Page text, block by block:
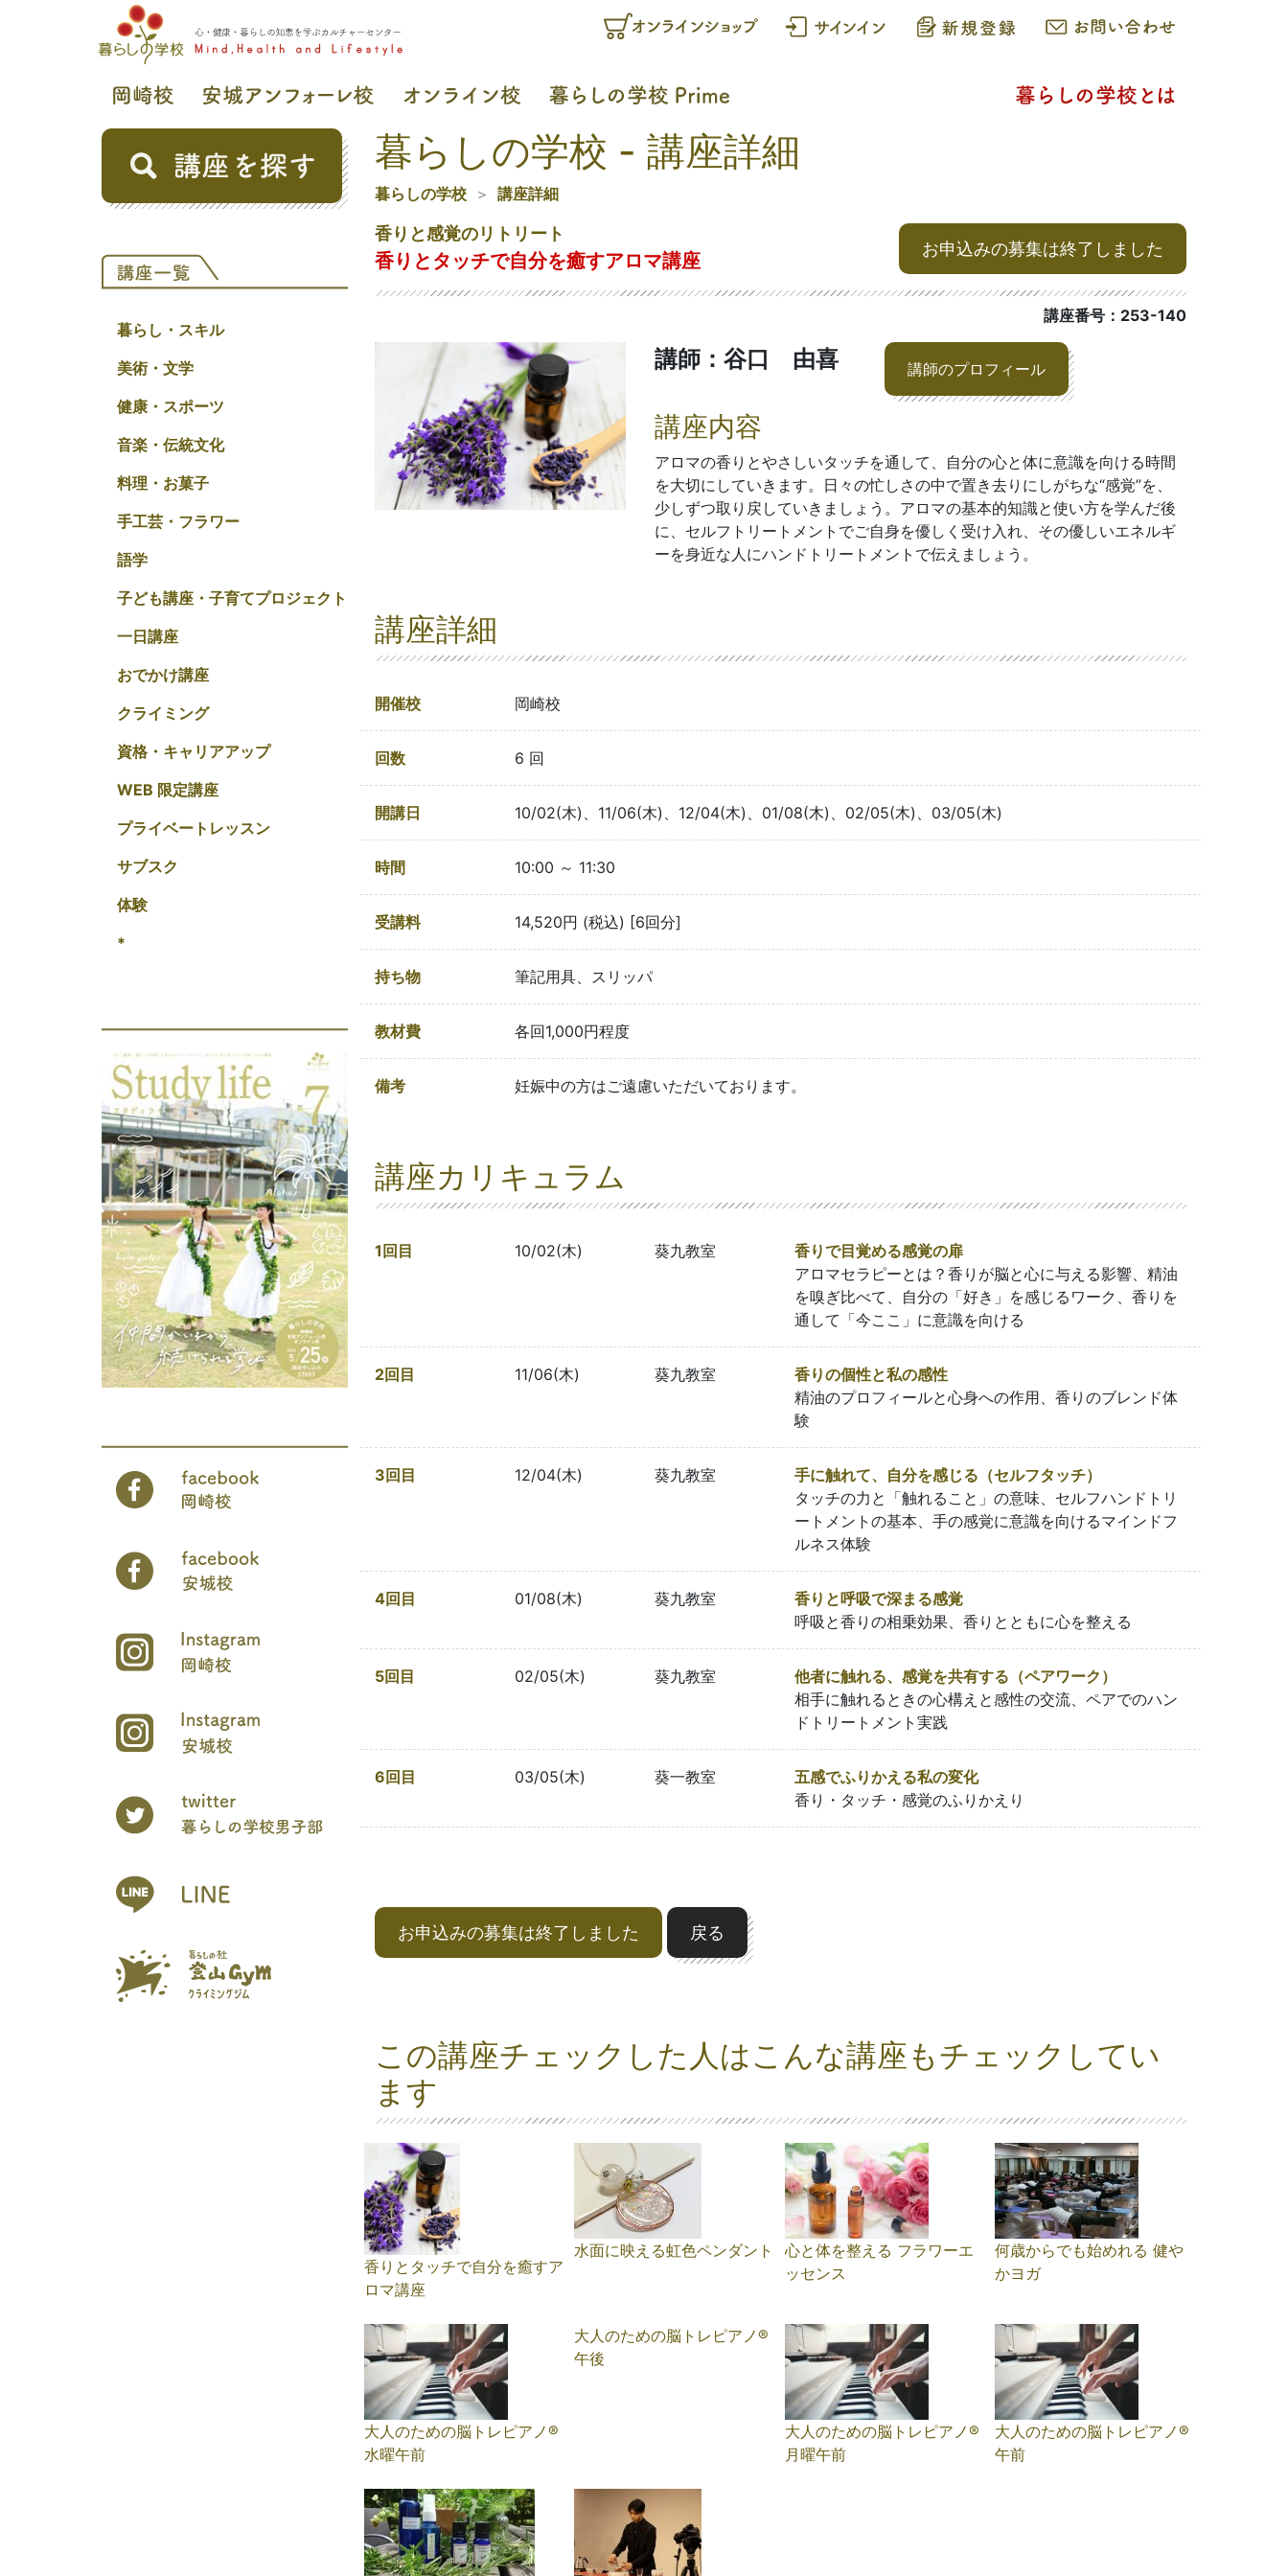
暮らし・スキル
美術・文学
健康・スポーツ
音楽・伝統文化
料理・お菓子
手工芸・フラワー
語学
子ども講座・子育てプロジェクト
一日講座
おでかけ講座
クライミング
資格・キャリアアップ
WEB 限定講座
プライベートレッスン
サブスク
体験
*
暮らしの学校 - 講座詳細
暮らしの学校 講座詳細
香りと感覚のリトリート
香りとタッチで自分を癒すアロマ講座
お申込みの募集は終了しました
講座番号：253-140
講師：谷口 由喜 講師のプロフィール
講座内容
アロマの香りとやさしいタッチを通して、自分の心と体に意識を向ける時間
を大切にしていきます。日々の忙しさの中で置き去りにしがちな“感覚”を、
少しずつ取り戻していきましょう。アロマの基本的知識と使い方を学んだ後
に、セルフトリートメントでご自身を優しく受け入れ、その優しいエネルギ
ーを身近な人にハンドトリートメントで伝えましょう。
講座詳細
開催校 岡崎校
回数 6 回
開講日 10/02(木)、11/06(木)、12/04(木)、01/08(木)、02/05(木)、03/05(木)
時間 10:00 ～ 11:30
受講料 14,520円 (税込) [6回分]
持ち物 筆記用具、スリッパ
教材費 各回1,000円程度
備考 妊娠中の方はご遠慮いただいております。
講座カリキュラム
1回目 10/02(木) 葵九教室
香りで目覚める感覚の扉
アロマセラピーとは？香りが脳と心に与える影響、精油
を嗅ぎ比べて、自分の「好き」を感じるワーク、香りを
通して「今ここ」に意識を向ける
2回目 11/06(木) 葵九教室
香りの個性と私の感性
精油のプロフィールと心身への作用、香りのブレンド体
験
3回目 12/04(木) 葵九教室
手に触れて、自分を感じる（セルフタッチ）
タッチの力と「触れること」の意味、セルフハンドトリ
ートメントの基本、手の感覚に意識を向けるマインドフ
ルネス体験
4回目 01/08(木) 葵九教室
香りと呼吸で深まる感覚
呼吸と香りの相乗効果、香りとともに心を整える
5回目 02/05(木) 葵九教室
他者に触れる、感覚を共有する（ペアワーク）
相手に触れるときの心構えと感性の交流、ペアでのハン
ドトリートメント実践
6回目 03/05(木) 葵一教室
五感でふりかえる私の変化
香り・タッチ・感覚のふりかえり
お申込みの募集は終了しました 戻る
この講座チェックした人はこんな講座もチェックしてい
ます
香りとタッチで自分を癒すア
ロマ講座
水面に映える虹色ペンダント
心と体を整える フラワーエ
ッセンス
何歳からでも始めれる 健や
かヨガ
大人のための脳トレピアノ®️
水曜午前
大人のための脳トレピアノ®️
午後
大人のための脳トレピアノ®️
月曜午前
大人のための脳トレピアノ®️
午前